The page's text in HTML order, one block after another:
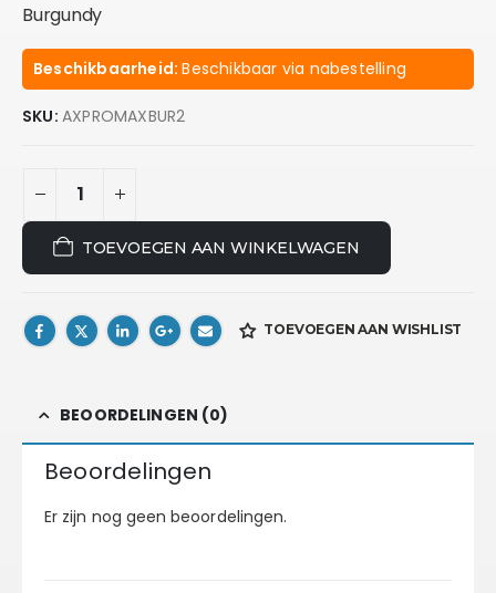
Burgundy
Beschikbaarheid:Beschikbaar via nabestelling
SKU: AXPROMAXBUR2
TOEVOEGEN AAN WINKELWAGEN
TOEVOEGEN AAN WISHLIST
BEOORDELINGEN (0)
Beoordelingen
Er zijn nog geen beoordelingen.